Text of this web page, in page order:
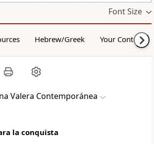
Font Size
Hebrew/Greek Your Content
Valera Contemporánea
la conquista